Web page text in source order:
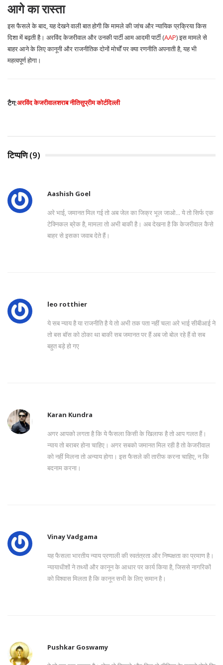
आगे का रास्ता
इस फैसले के बाद, यह देखने वाली बात होगी कि मामले की जांच और न्यायिक प्रक्रिया किस
दिशा में बढ़ती है। अरविंद केजरीवाल और उनकी पार्टी आम आदमी पार्टी (AAP) इस मामले से
बाहर आने के लिए कानूनी और राजनीतिक दोनों मोर्चों पर क्या रणनीति अपनाती है, यह भी
महत्वपूर्ण होगा।
टैग:अरविंद केजरीवालशराब नीतिसुप्रीम कोर्टदिल्ली
टिप्पणि (9)
Aashish Goel
अरे भाई, जमानत मिल गई तो अब जेल का जिक्र भूल जाओ... ये तो सिर्फ एक
टेक्निकल ब्रेक है, मामला तो अभी बाकी है। अब देखना है कि केजरीवाल कैसे
बाहर से इसका जवाब देते हैं।
leo rotthier
ये सब न्याय है या राजनीति है ये तो अभी तक पता नहीं चला अरे भाई सीबीआई ने
तो बस बॉस को ठोका था बाकी सब जमानत पर हैं अब जो बोल रहे हैं वो सब
बहुत बड़े हो गए
Karan Kundra
अगर आपको लगता है कि ये फैसला किसी के खिलाफ है तो आप गलत हैं।
न्याय तो बराबर होना चाहिए। अगर सबको जमानत मिल रही है तो केजरीवाल
को नहीं मिलना तो अन्याय होगा। इस फैसले की तारीफ करना चाहिए, न कि
बदनाम करना।
Vinay Vadgama
यह फैसला भारतीय न्याय प्रणाली की स्वतंत्रता और निष्पक्षता का प्रमाण है।
न्यायाधीशों ने तथ्यों और कानून के आधार पर कार्य किया है, जिससे नागरिकों
को विश्वास मिलता है कि कानून सभी के लिए समान है।
Pushkar Goswamy